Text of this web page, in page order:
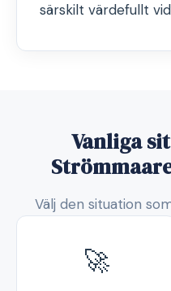
särskilt värdefullt
Vanliga
Välj den situation
🚀